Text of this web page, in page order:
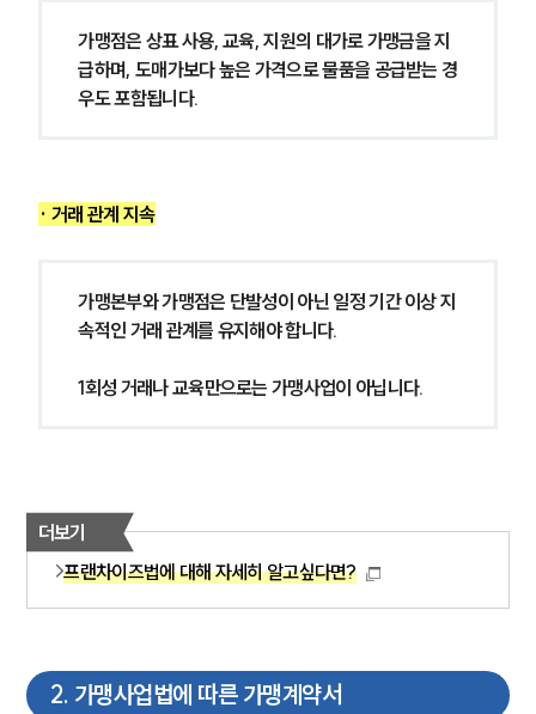
가맹점은 상표 사용, 교육, 지원의 대가로 가맹금을 지
급하며, 도매가보다 높은 가격으로 물품을 공급받는 경
우도 포함됩니다.
· 거래 관계 지속
가맹본부와 가맹점은 단발성이 아닌 일정 기간 이상 지
속적인 거래 관계를 유지해야 합니다.
1회성 거래나 교육만으로는 가맹사업이 아닙니다.
더보기
프랜차이즈법에 대해 자세히 알고싶다면?
2. 가맹사업법에 따른 가맹계약서